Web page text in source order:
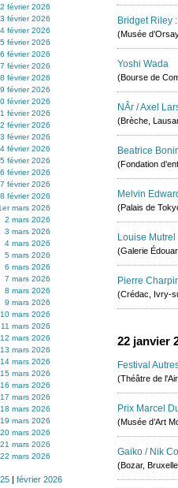
février 2026
février 2026
février 2026
février 2026
février 2026
février 2026
février 2026
février 2026
février 2026
février 2026
février 2026
février 2026
février 2026
février 2026
février 2026
février 2026
février 2026
mars 2026
2 mars 2026
3 mars 2026
4 mars 2026
5 mars 2026
6 mars 2026
7 mars 2026
8 mars 2026
9 mars 2026
10 mars 2026
11 mars 2026
12 mars 2026
13 mars 2026
14 mars 2026
15 mars 2026
16 mars 2026
17 mars 2026
18 mars 2026
19 mars 2026
20 mars 2026
21 mars 2026
22 mars 2026
| février 2026
Bridget Riley
(Musée
Yoshi Wada
(Bourse de
NÂr / Axel
(Brèche,
Beatrice
(Fondation
Melvin
(Palais de
Louise
(Galerie
Pierre
(Crédac, Ivry-
22 janvier
Festival
(Théâtre de
Prix Marcel
(Musée d’Art
Gaiko / Nik
(Bozar,